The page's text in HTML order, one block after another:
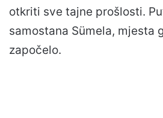
otkriti sve tajne prošlosti.
samostana Sümela, mjesta
započelo.